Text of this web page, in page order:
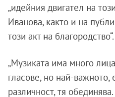
„идейния двигател на
Иванова, както и на
този акт на благородство“.
„Музиката има много
гласове, но най-важното,
различност, тя